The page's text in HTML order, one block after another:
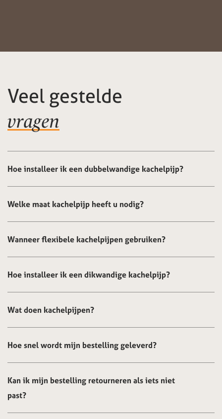
Veel gestelde
vragen
Hoe installeer ik een dubbelwandige kachelpijp?
Welke maat kachelpijp heeft u nodig?
Wanneer flexibele kachelpijpen gebruiken?
Hoe installeer ik een dikwandige kachelpijp?
Wat doen kachelpijpen?
Hoe snel wordt mijn bestelling geleverd?
Kan ik mijn bestelling retourneren als iets niet
past?